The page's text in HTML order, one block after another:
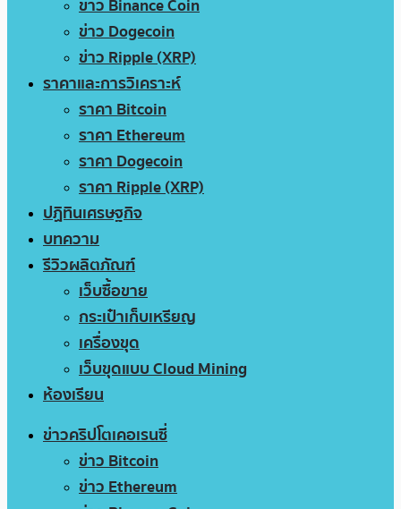
ข่าว Binance Coin
ข่าว Dogecoin
ข่าว Ripple (XRP)
ราคาและการวิเคราะห์
ราคา Bitcoin
ราคา Ethereum
ราคา Dogecoin
ราคา Ripple (XRP)
ปฏิทินเศรษฐกิจ
บทความ
รีวิวผลิตภัณฑ์
เว็บซื้อขาย
กระเป๋าเก็บเหรียญ
เครื่องขุด
เว็บขุดแบบ Cloud Mining
ห้องเรียน
ข่าวคริปโตเคอเรนซี่
ข่าว Bitcoin
ข่าว Ethereum